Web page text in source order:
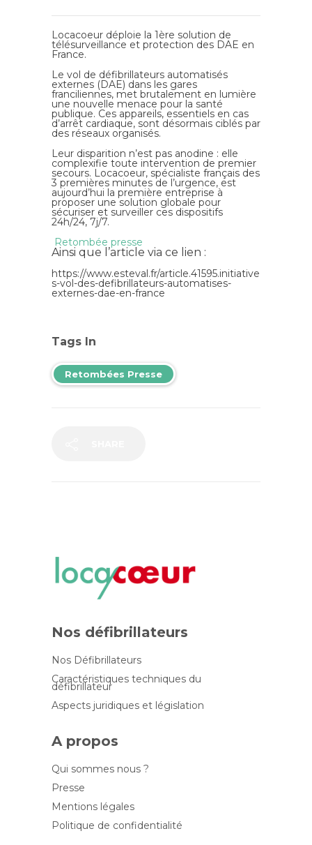
Locacoeur déploie la 1ère solution de
télésurveillance et protection des DAE en
France.
Le vol de défibrillateurs automatisés
externes (DAE) dans les gares
franciliennes, met brutalement en lumière
une nouvelle menace pour la santé
publique. Ces appareils, essentiels en cas
d’arrêt cardiaque, sont désormais ciblés par
des réseaux organisés.
Leur disparition n’est pas anodine : elle
complexifie toute intervention de premier
secours. Locacoeur, spécialiste français des
3 premières minutes de l’urgence, est
aujourd’hui la première entreprise à
proposer une solution globale pour
sécuriser et surveiller ces dispositifs
24h/24, 7j/7.
Retombée presse
Ainsi que l’article via ce lien :
https://www.esteval.fr/article.41595.initiative
s-vol-des-defibrillateurs-automatises-
externes-dae-en-france
Tags In
Retombées Presse
Nos défibrillateurs
Nos Défibrillateurs
Caractéristiques techniques du
défibrillateur
Aspects juridiques et législation
A propos
Qui sommes nous ?
Presse
Mentions légales
Politique de confidentialité